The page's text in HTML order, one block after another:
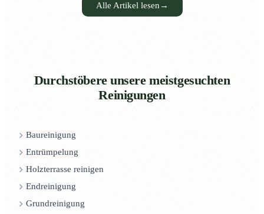
Alle Artikel lesen →
Durchstöbere unsere meistgesuchten
Reinigungen
Baureinigung
Entrümpelung
Holzterrasse reinigen
Endreinigung
Grundreinigung